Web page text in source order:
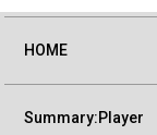
HOME
Summary:Player